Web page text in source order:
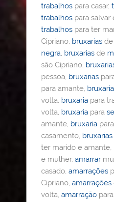
trabalhos para casar,
trabalhos para
trabalhos para ter
Cipriano, bruxarias de
negra, bruxarias de
são Cipriano,
pessoa, bruxarias
para amante, bruxaria
volta, bruxaria para
volta, bruxaria para
amante, bruxaria
casamento, bruxarias
ter marido e amante,
e mulher,amarrar
casado,amarrações
Cipriano,amarrações
volta,amarração